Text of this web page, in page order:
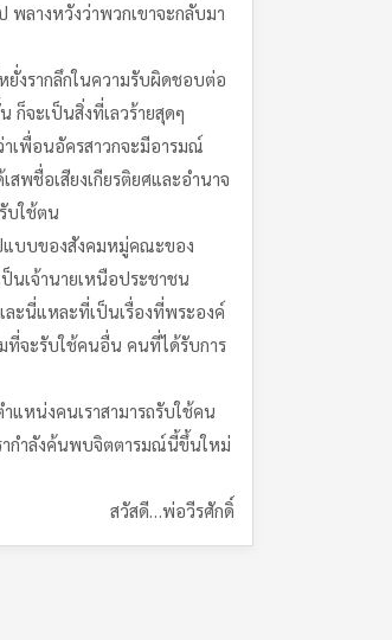
พลางหวังว่าพวกเขาจะกลับมา
งรากลึกในความรับผิดชอบต่อ
จะเป็นสิ่งที่เลวร้ายสุดๆ
เพื่อนอัครสาวกจะมีอารมณ์
พชื่อเสียงเกียรติยศและอำนาจ
บใช้ตน
แบบของสังคมหมู่คณะของ
นเจ้านายเหนือประชาชน
ละนี่แหละที่เป็นเรื่องที่พระองค์
ที่จะรับใช้คนอื่น คนที่ได้รับการ
แหน่งคนเราสามารถรับใช้คน
ากำลังค้นพบจิตตารมณ์นี้ขึ้นใหม่
สวัสดี…พ่อวีรศักดิ์